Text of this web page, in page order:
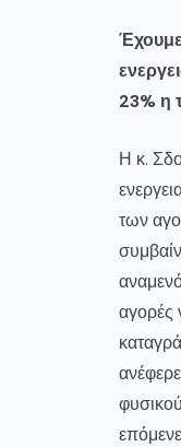
Έχουμε
23% η
Η κ.
των
αγορές